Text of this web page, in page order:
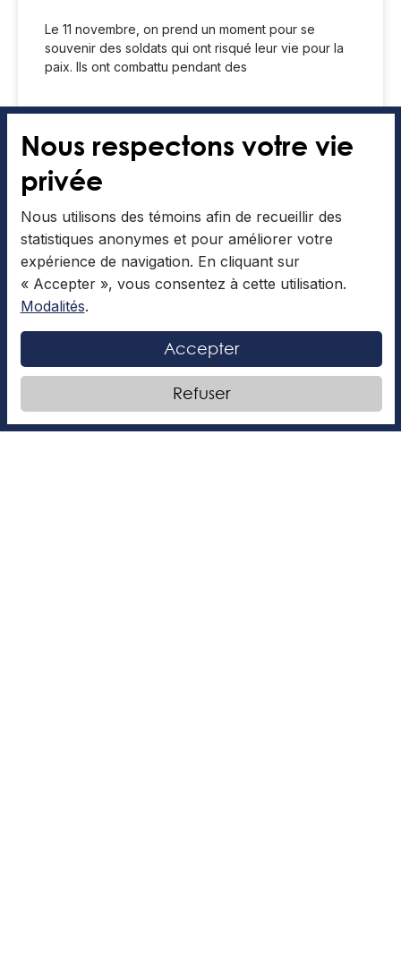
Le 11 novembre, on prend un moment pour se
souvenir des soldats qui ont risqué leur vie pour la
paix. Ils ont combattu pendant des
LIRE LA SUITE »
Nous respectons votre vie
privée
Nous utilisons des témoins afin de recueillir des
statistiques anonymes et pour améliorer votre
expérience de navigation. En cliquant sur
« Accepter », vous consentez à cette utilisation.
Modalités.
Accepter
Refuser